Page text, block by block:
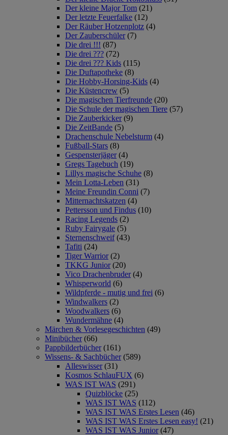
Der kleine Major Tom (21)
Der letzte Feuerfalke (12)
Der Räuber Hotzenplotz (4)
Der Zauberschüler (7)
Die drei !!! (87)
Die drei ??? (72)
Die drei ??? Kids (115)
Die Duftapotheke (8)
Die Hobby-Horsing-Kids (4)
Die Küstencrew (5)
Die magischen Tierfreunde (20)
Die Schule der magischen Tiere (57)
Die Zauberkicker (9)
Die ZeitBande (5)
Drachenschule Nebelsturm (4)
Fußball-Stars (8)
Gespensterjäger (4)
Gregs Tagebuch (19)
Lillys magische Schuhe (8)
Mein Lotta-Leben (31)
Meine Freundin Conni (7)
Mitternachtskatzen (4)
Pettersson und Findus (10)
Racing Legends (2)
Ruby Fairygale (5)
Sternenschweif (43)
Tafiti (24)
Tiger Warrior (2)
TKKG Junior (20)
Vico Drachenbruder (4)
Whisperworld (6)
Wildpferde - mutig und frei (6)
Windwalkers (2)
Woodwalkers (6)
Wundermähne (4)
Märchen & Vorlesegeschichten (49)
Minibücher (66)
Pappbilderbücher (161)
Wissens- & Sachbücher (589)
Alleswisser (31)
Kosmos SchlauFUX (6)
WAS IST WAS (291)
Quizblöcke (25)
WAS IST WAS (112)
WAS IST WAS Erstes Lesen (46)
WAS IST WAS Erstes Lesen easy! (21)
WAS IST WAS Junior (47)